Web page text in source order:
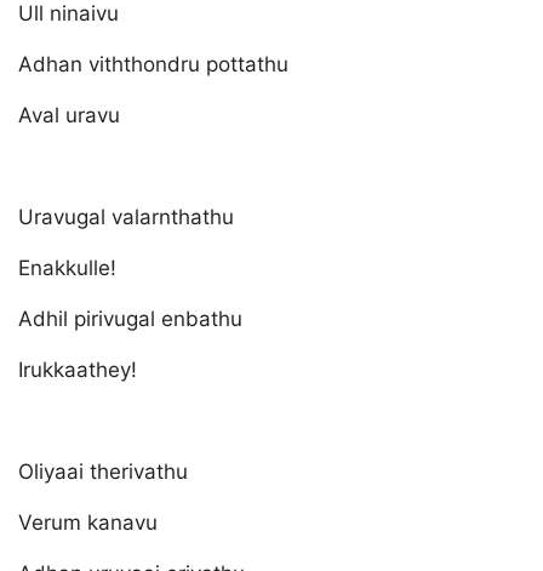
Ull ninaivu
Adhan viththondru pottathu
Aval uravu
Uravugal valarnthathu
Enakkulle!
Adhil pirivugal enbathu
Irukkaathey!
Oliyaai therivathu
Verum kanavu